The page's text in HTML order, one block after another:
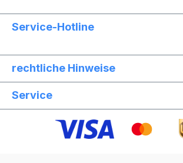
Service-Hotline
rechtliche Hinweise
Service